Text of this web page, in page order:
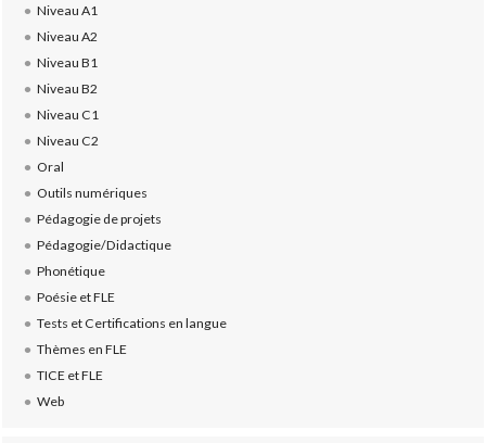
Niveau A1
Niveau A2
Niveau B1
Niveau B2
Niveau C1
Niveau C2
Oral
Outils numériques
Pédagogie de projets
Pédagogie/Didactique
Phonétique
Poésie et FLE
Tests et Certifications en langue
Thèmes en FLE
TICE et FLE
Web